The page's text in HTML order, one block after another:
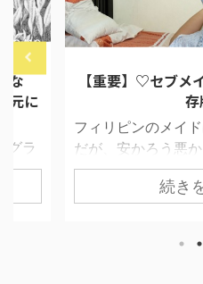
9/10
な
元に
グラ
生惑
【重要】♡セブ
フィリピンのメイ
だが、安かろう悪
近所の中流フィリ
びには大変苦労し
続き